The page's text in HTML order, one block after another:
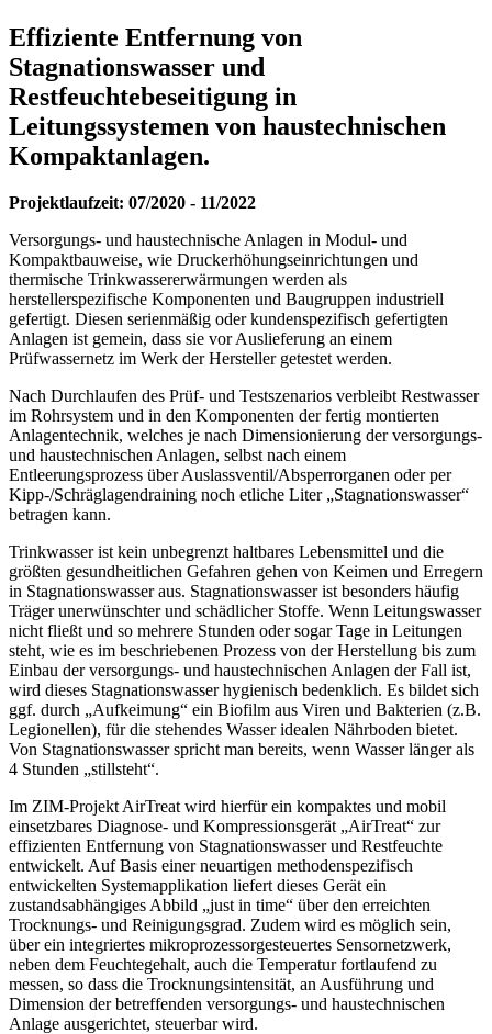
Effiziente Entfernung von
Stagnationswasser und
Restfeuchtebeseitigung in
Leitungssystemen von haustechnischen
Kompaktanlagen.
Projektlaufzeit: 07/2020 - 11/2022
Versorgungs- und haustechnische Anlagen in Modul- und
Kompaktbauweise, wie Druckerhöhungseinrichtungen und
thermische Trinkwassererwärmungen werden als
herstellerspezifische Komponenten und Baugruppen industriell
gefertigt. Diesen serienmäßig oder kundenspezifisch gefertigten
Anlagen ist gemein, dass sie vor Auslieferung an einem
Prüfwassernetz im Werk der Hersteller getestet werden.
Nach Durchlaufen des Prüf- und Testszenarios verbleibt Restwasser
im Rohrsystem und in den Komponenten der fertig montierten
Anlagentechnik, welches je nach Dimensionierung der versorgungs-
und haustechnischen Anlagen, selbst nach einem
Entleerungsprozess über Auslassventil/Absperrorganen oder per
Kipp-/Schräglagendraining noch etliche Liter „Stagnationswasser“
betragen kann.
Trinkwasser ist kein unbegrenzt haltbares Lebensmittel und die
größten gesundheitlichen Gefahren gehen von Keimen und Erregern
in Stagnationswasser aus. Stagnationswasser ist besonders häufig
Träger unerwünschter und schädlicher Stoffe. Wenn Leitungswasser
nicht fließt und so mehrere Stunden oder sogar Tage in Leitungen
steht, wie es im beschriebenen Prozess von der Herstellung bis zum
Einbau der versorgungs- und haustechnischen Anlagen der Fall ist,
wird dieses Stagnationswasser hygienisch bedenklich. Es bildet sich
ggf. durch „Aufkeimung“ ein Biofilm aus Viren und Bakterien (z.B.
Legionellen), für die stehendes Wasser idealen Nährboden bietet.
Von Stagnationswasser spricht man bereits, wenn Wasser länger als
4 Stunden „stillsteht“.
Im ZIM-Projekt AirTreat wird hierfür ein kompaktes und mobil
einsetzbares Diagnose- und Kompressionsgerät „AirTreat“ zur
effizienten Entfernung von Stagnationswasser und Restfeuchte
entwickelt. Auf Basis einer neuartigen methodenspezifisch
entwickelten Systemapplikation liefert dieses Gerät ein
zustandsabhängiges Abbild „just in time“ über den erreichten
Trocknungs- und Reinigungsgrad. Zudem wird es möglich sein,
über ein integriertes mikroprozessorgesteuertes Sensornetzwerk,
neben dem Feuchtegehalt, auch die Temperatur fortlaufend zu
messen, so dass die Trocknungsintensität, an Ausführung und
Dimension der betreffenden versorgungs- und haustechnischen
Anlage ausgerichtet, steuerbar wird.